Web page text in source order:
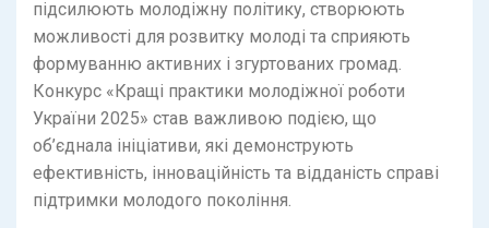
підсилюють молодіжну політику, створюють
можливості для розвитку молоді та сприяють
формуванню активних і згуртованих громад.
Конкурс «Кращі практики молодіжної роботи
України 2025» став важливою подією, що
об’єднала ініціативи, які демонструють
ефективність, інноваційність та відданість справі
підтримки молодого покоління.